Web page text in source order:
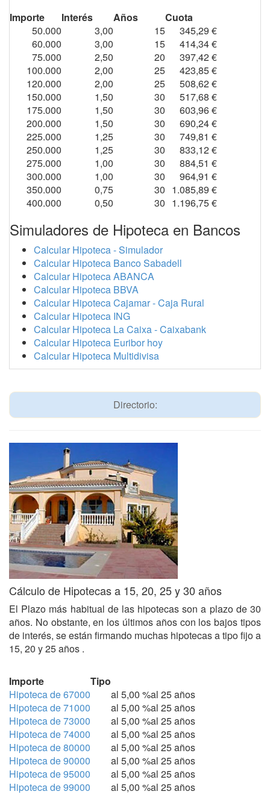
Importe Interés Años
Cuota
50.000
3,00 15
345,29 €
60.000
3,00 15
414,34 €
75.000
2,50 20
397,42 €
100.000
2,00 25
423,85 €
120.000
2,00 25
508,62 €
150.000
1,50 30
517,68 €
175.000
1,50 30
603,96 €
200.000
1,50 30
690,24 €
225.000
1,25 30
749,81 €
250.000
1,25 30
833,12 €
275.000
1,00 30
884,51 €
300.000
1,00 30
964,91 €
350.000
0,75 30 1.085,89 €
400.000
0,50 30 1.196,75 €
Simuladores de Hipoteca en Bancos
Calcular Hipoteca - Simulador
Calcular Hipoteca Banco Sabadell
Calcular Hipoteca ABANCA
Calcular Hipoteca BBVA
Calcular Hipoteca Cajamar - Caja Rural
Calcular Hipoteca ING
Calcular Hipoteca La Caixa - Caixabank
Calcular Hipoteca Euribor hoy
Calcular Hipoteca Multidivisa
Directorio:
Cálculo de Hipotecas a 15, 20, 25 y 30 años
El Plazo más habitual de las hipotecas son a plazo de 30
años. No obstante, en los últimos años con los bajos tipos
de interés, se están firmando muchas hipotecas a tipo fijo a
15, 20 y 25 años .
Importe
Tipo
Hipoteca de 67000
al 5,00 %al 25 años
Hipoteca de 71000
al 5,00 %al 25 años
Hipoteca de 73000
al 5,00 %al 25 años
Hipoteca de 74000
al 5,00 %al 25 años
Hipoteca de 80000
al 5,00 %al 25 años
Hipoteca de 90000
al 5,00 %al 25 años
Hipoteca de 95000
al 5,00 %al 25 años
Hipoteca de 99000
al 5,00 %al 25 años